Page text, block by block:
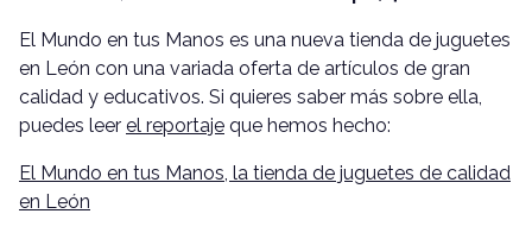
El Mundo en tus Manos es una nueva tienda de juguetes
en León con una variada oferta de artículos de gran
calidad y educativos. Si quieres saber más sobre ella,
puedes leer el reportaje que hemos hecho:
El Mundo en tus Manos, la tienda de juguetes de calidad
en León